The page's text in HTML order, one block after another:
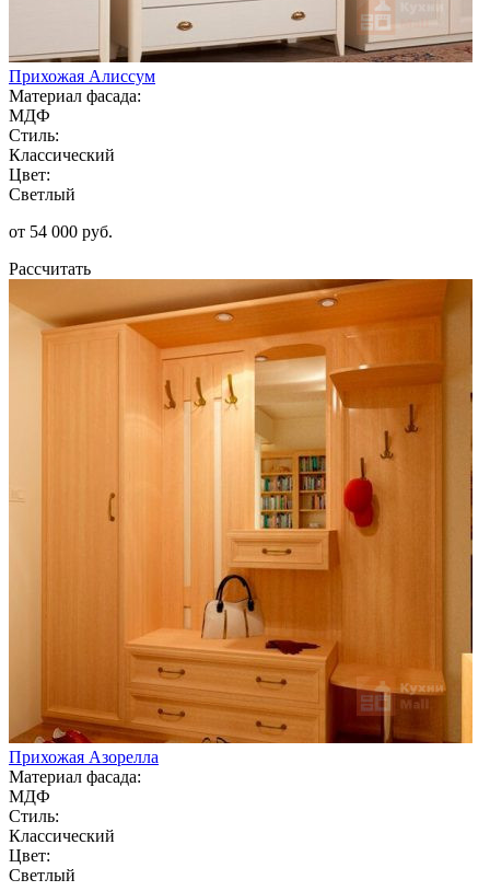
Прихожая Алиссум
Материал фасада:
МДФ
Стиль:
Классический
Цвет:
Светлый
от 54 000 руб.
Рассчитать
Прихожая Азорелла
Материал фасада:
МДФ
Стиль:
Классический
Цвет:
Светлый